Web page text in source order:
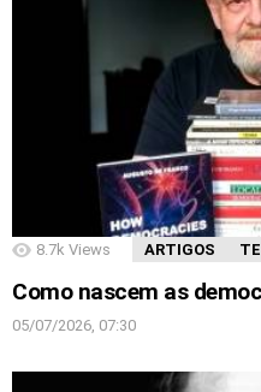
8.7k Views ARTIGOS
Como nascem as
05/07/2026, 07:30